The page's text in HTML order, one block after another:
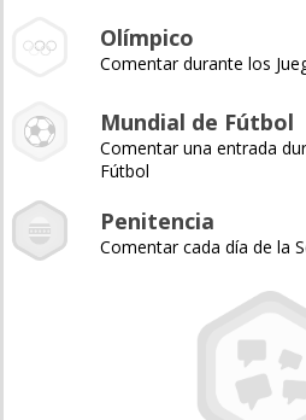
Olímpico
Comentar durante los
Mundial de Fútbol
Comentar una entrada
Fútbol
Penitencia
Comentar cada día de la